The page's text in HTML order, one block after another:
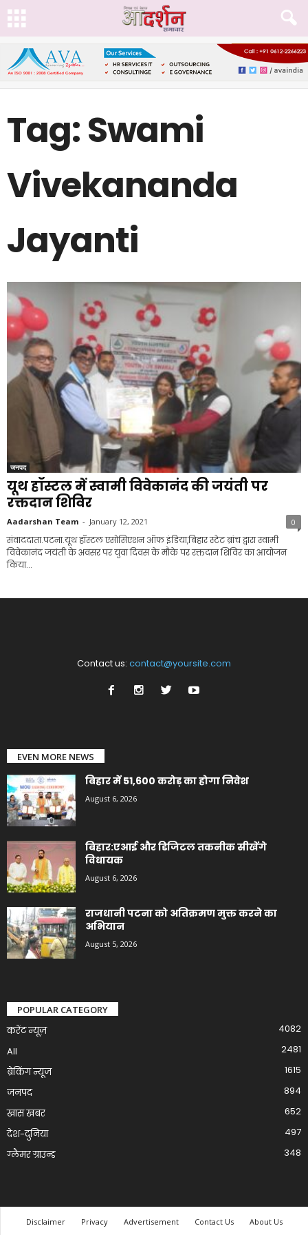
Tag: Swami
Vivekananda
Jayanti
जनपद
यूथ हॉस्टल में स्वामी विवेकानंद की जयंती पर
रक्तदान शिविर
Aadarshan Team - January 12, 2021 0
संवाददाता.पटना.यूथ हॉस्टल एसोसिएशन ऑफ इंडिया,बिहार स्टेट ब्रांच द्वारा स्वामी
विवेकानंद जयंती के अवसर पर युवा दिवस के मौके पर रक्तदान शिविर का आयोजन
किया...
Contact us: contact@yoursite.com
EVEN MORE NEWS
बिहार में 51,600 करोड़ का होगा निवेश
August 6, 2026
बिहार:एआई और डिजिटल तकनीक सीखेंगे
विधायक
August 6, 2026
राजधानी पटना को अतिक्रमण मुक्त करने का
अभियान
August 5, 2026
POPULAR CATEGORY
करेंट न्यूज़
4082
All
2481
ब्रेकिंग न्यूज
1615
जनपद
894
खास खबर
652
देश-दुनिया
497
ग्लैमर ग्राउन्ड
348
Disclaimer Privacy Advertisement Contact Us About Us